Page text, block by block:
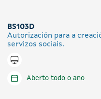
BS103D
Autorización para a
servizos sociais.
Tramitar en liña
Aberto todo o ano